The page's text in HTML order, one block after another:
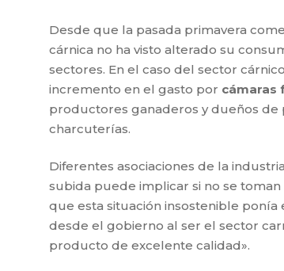
Desde que la pasada primavera
cárnica no ha visto alterado su
sectores. En el caso del sector
incremento en el gasto por cámaras
productores ganaderos y dueños de
charcuterías.
Diferentes asociaciones de la
subida puede implicar si no se
que esta situación insostenible
desde el gobierno al ser el sector
producto de excelente calidad».